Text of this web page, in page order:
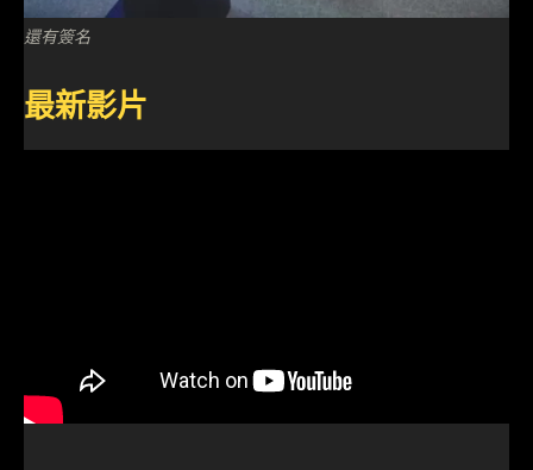
還有簽名
最新影片